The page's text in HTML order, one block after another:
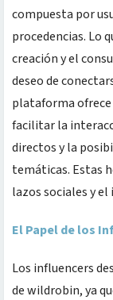
compuesta por
procedencias. Lo
creación y el
deseo de
plataforma ofrece
facilitar la
directos y la
temáticas. Estas
lazos sociales y
El Papel de los
Los influencers
de wildrobin, ya